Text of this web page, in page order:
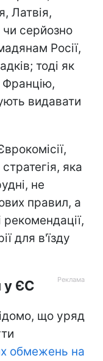
Латвія,
чи серйозно
Росії,
тоді як
Францію,
видавати
яка
не
правил, а
рекомендації,
для в'їзду
у ЄС
що уряд
обмежень на